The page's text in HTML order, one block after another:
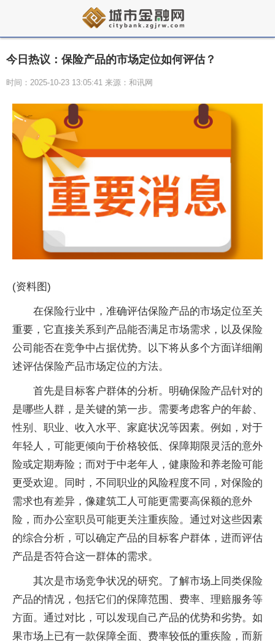
今日热议：保险产品的市场定位如何评估？
时间：2025-10-23 13:05:41 来源：和讯网
(资料图)
在保险行业中，准确评估保险产品的市场定位至关
重要，它直接关系到产品能否满足市场需求，以及保险
公司能否在竞争中占据优势。以下将从多个方面详细阐
述评估保险产品市场定位的方法。
首先是目标客户群体的分析。明确保险产品针对的
是哪些人群，是关键的第一步。需要考虑客户的年龄、
性别、职业、收入水平、家庭状况等因素。例如，对于
年轻人，可能更倾向于价格较低、保障期限灵活的意外
险或定期寿险；而对于中老年人，健康险和养老险可能
更受欢迎。同时，不同职业的风险程度不同，对保险的
需求也有差异，像建筑工人可能更需要高保额的意外
险，而办公室职员可能更关注重疾险。通过对这些因素
的综合分析，可以确定产品的目标客户群体，进而评估
产品是否符合这一群体的需求。
其次是市场竞争状况的研究。了解市场上同类保险
产品的情况，包括它们的保障范围、费率、理赔服务等
方面。通过对比，可以发现自己产品的优势和劣势。如
果市场上已有一款保障全面、费率较低的重疾险，而新